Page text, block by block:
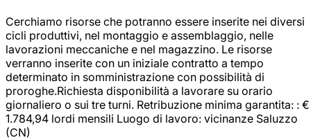
Cerchiamo risorse che potranno essere inserite nei diversi
cicli produttivi, nel montaggio e assemblaggio, nelle
lavorazioni meccaniche e nel magazzino. Le risorse
verranno inserite con un iniziale contratto a tempo
determinato in somministrazione con possibilità di
proroghe.Richiesta disponibilità a lavorare su orario
giornaliero o sui tre turni. Retribuzione minima garantita: : €
1.784,94 lordi mensili Luogo di lavoro: vicinanze Saluzzo
(CN)